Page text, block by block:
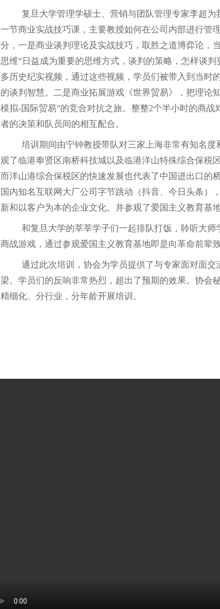
复旦大学管理学硕士、营销与团队管理专家李超
一节商业实战技巧课，主要教授如何在公司内部进行管
分，一是商业谈判理论及实战技巧，取胜之道博弈论，
思维”日益成为重要的思维方式，谈判的策略，怎样谈
多历史纪实视频，通过这些视频，学员们被带入到当时
的谈判智慧。二是商业拓展游戏《世界贸易》，把理论
模拟-国际贸易”的竞合对抗之旅。整整2个半小时的商
者的决策和队员间的相互配合。
培训期间由宁钟教授带队对三家上海非常有知名
观了临港奉贤区南桥科技城以及临港洋山特殊综合保税
而洋山港综合保税区的快速发展也代表了中国进出口的
国内知名互联网大厂公司字节跳动（抖音、今日头条）
新和以客户为本的企业文化。并参观了爱国主义教育基
和复旦大学的莘莘学子们一起排队打饭，聆听大
商战游戏，通过参观爱国主义教育基地即是向革命前辈
通过此次培训，协会为学员提供了与专家面对面
梁。学员们的反响非常热烈，超出了预期的效果。协会
精细化、分行业，分年龄开展培训。